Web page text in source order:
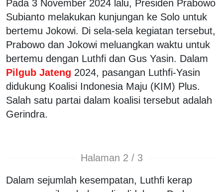
Pada 3 November 2024 lalu, Presiden Prabowo
Subianto melakukan kunjungan ke Solo untuk
bertemu Jokowi. Di sela-sela kegiatan tersebut,
Prabowo dan Jokowi meluangkan waktu untuk
bertemu dengan Luthfi dan Gus Yasin. Dalam
Pilgub Jateng 2024, pasangan Luthfi-Yasin
didukung Koalisi Indonesia Maju (KIM) Plus.
Salah satu partai dalam koalisi tersebut adalah
Gerindra.
Halaman 2 / 3
Dalam sejumlah kesempatan, Luthfi kerap